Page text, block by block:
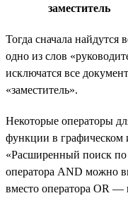
заместитель
Тогда сначала найдутся
одно из слов
исключатся все
«заместитель».
Некоторые операторы
функции в графическом
«Расширенный поиск
оператора AND можно
вместо оператора OR —